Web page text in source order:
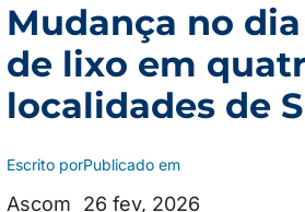
Mudança no
de lixo em
localidades de
Escrito por
Ascom
Publicado em
26 fev, 2026